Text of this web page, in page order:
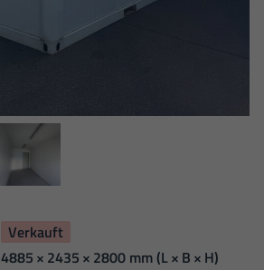
Verkauft
4885 × 2435 × 2800 mm(L × B × H)